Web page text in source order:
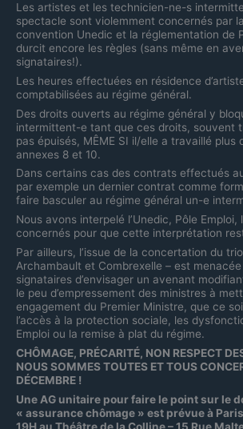
Les artistes et les technicien-ne-s
spectacle sont violemment concernés par
convention Unedic et la réglementation de
durcit encore les règles (sans même en
signataires!).
Les heures effectuées en résidence
comptabilisées au régime général.
Des droits ouverts au régime général y
intermittent-e tant que ces droits, souvent
pas épuisés, MÊME SI il/elle a travaillé plus
annexes 8 et 10.
Dans certains cas des contrats effectués
par exemple un dernier contrat comme
faire basculer au régime général un-e
Nous avons interpelé l’Unedic, Pôle Emploi,
concernés pour que cette interprétation
Par ailleurs, l’issue de la concertation du
Archambault et Combrexelle – est
signataires d’envisager un avenant
le peu d’empressement des ministres à
engagement du Premier Ministre, que ce
l’accès à la protection sociale, les
Emploi ou la remise à plat du régime.
CHÔMAGE, PRÉCARITÉ, NON RESPECT
NOUS SOMMES TOUTES ET TOUS
DÉCEMBRE !
Une AG unitaire pour faire le point sur le
« assurance chômage » est prévue à
19H au Théâtre de la Colline – 15 Rue